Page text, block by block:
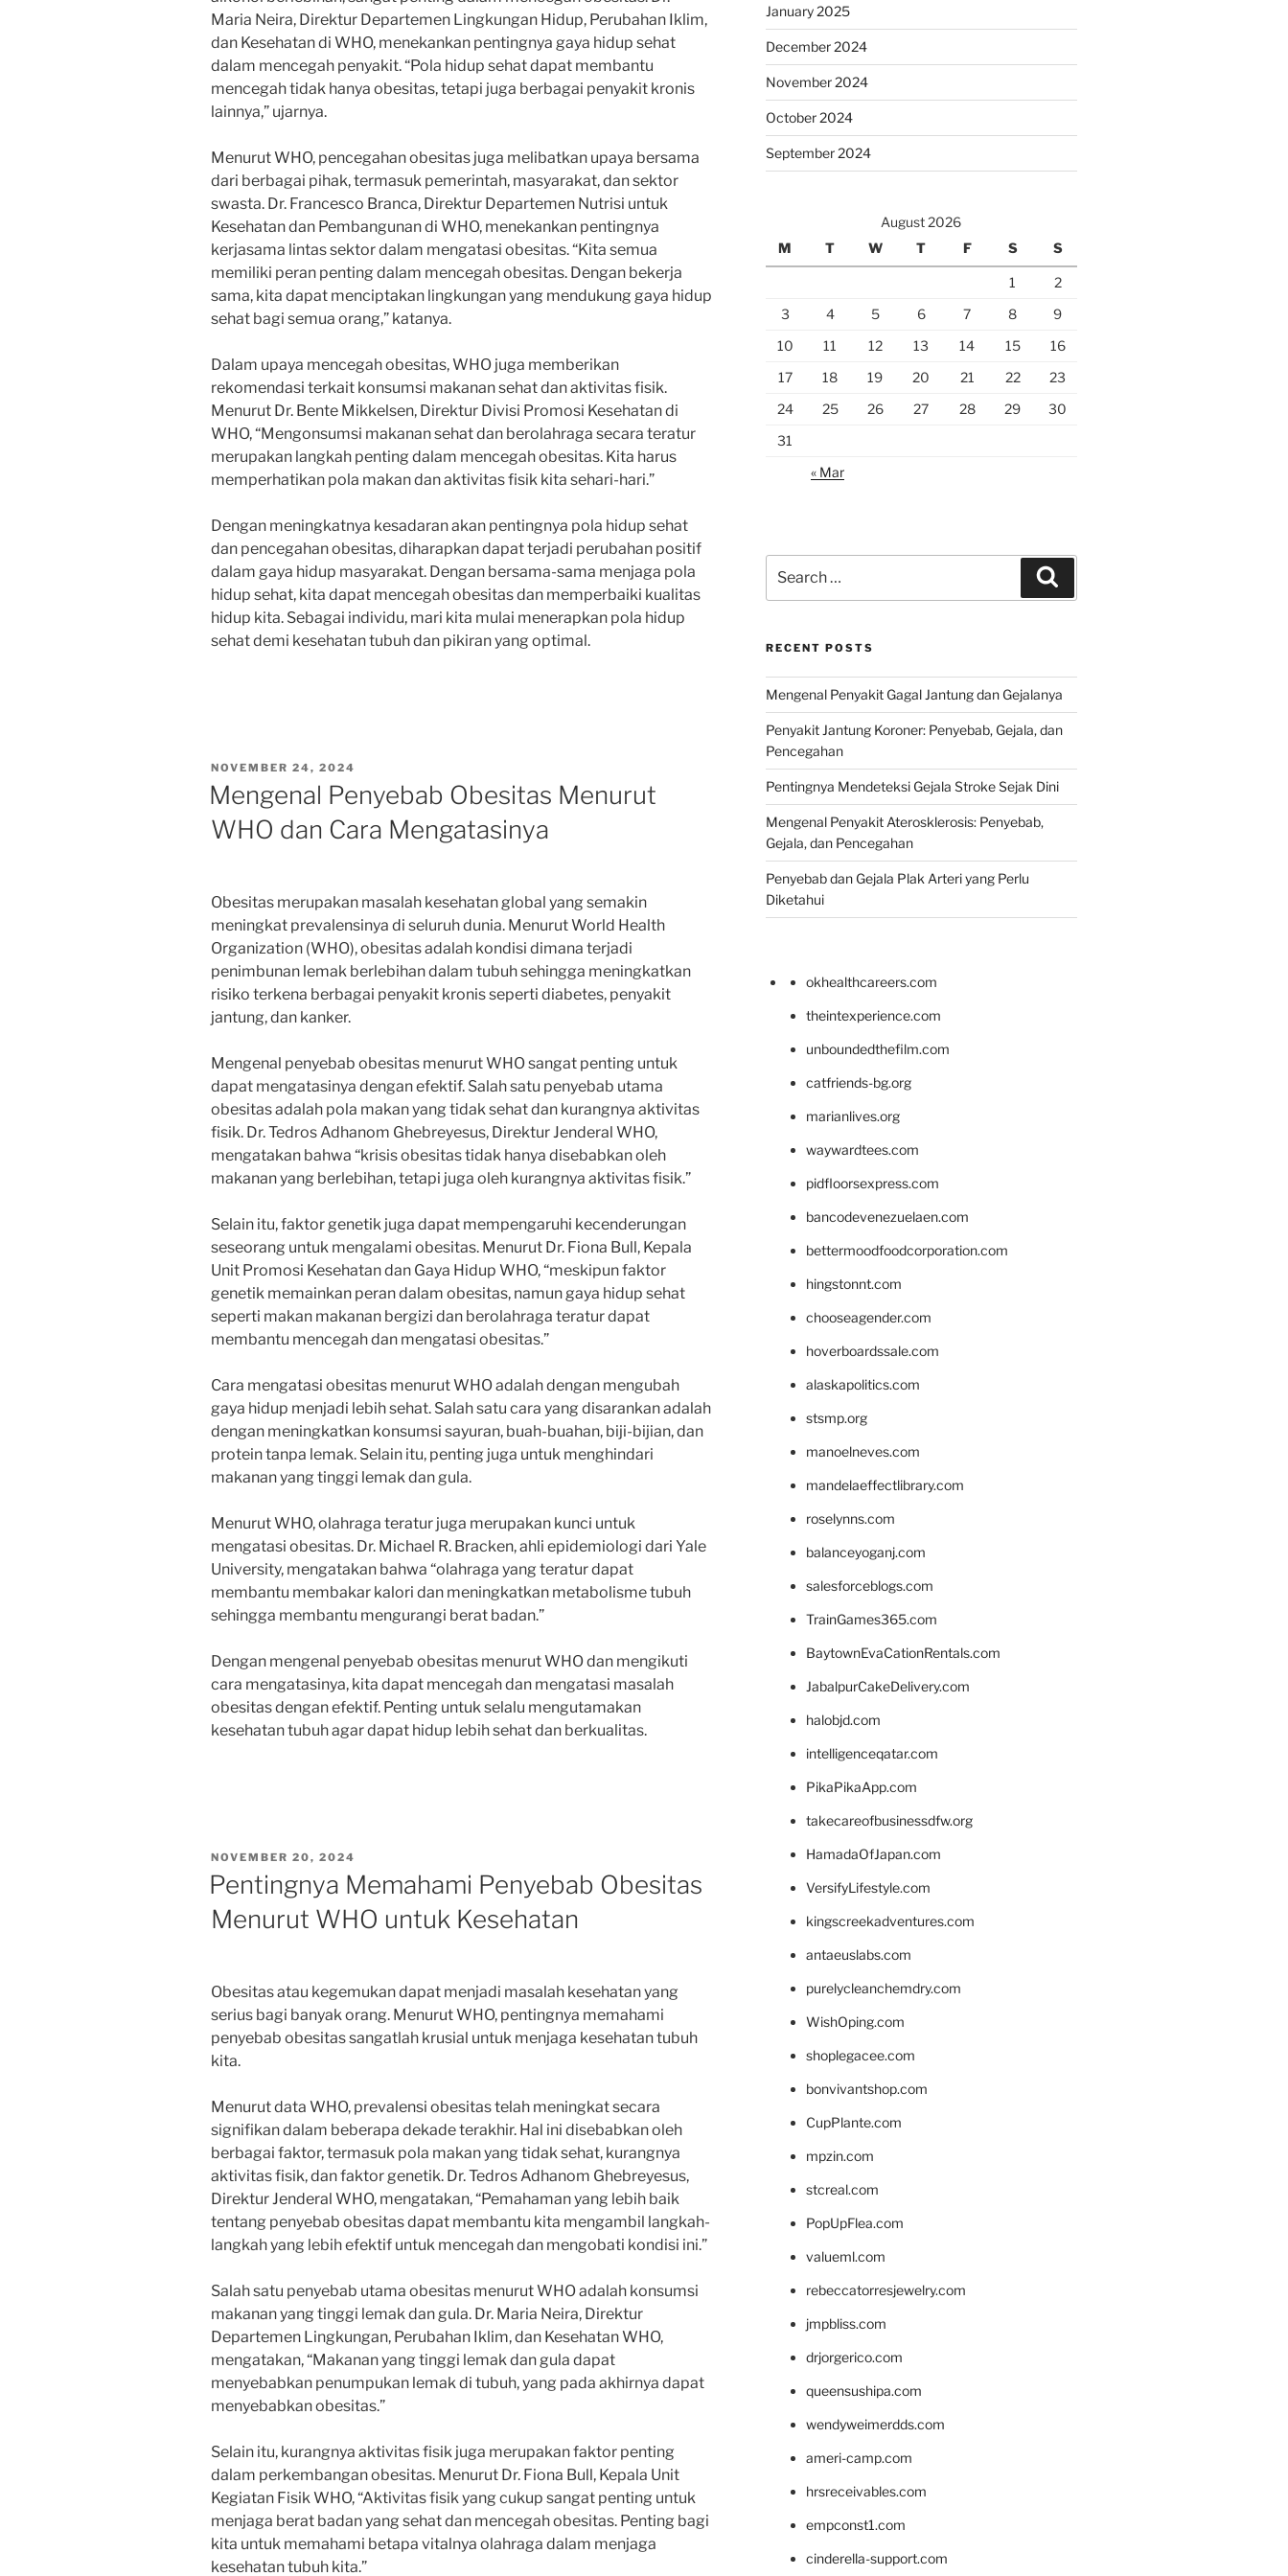
Maria Neira, Direktur Departemen Lingkungan Hidup, Perubahan Iklim,
dan Kesehatan di WHO, menekankan pentingnya gaya hidup sehat
dalam mencegah penyakit. “Pola hidup sehat dapat membantu
mencegah tidak hanya obesitas, tetapi juga berbagai penyakit kronis
lainnya,” ujarnya.
Menurut WHO, pencegahan obesitas juga melibatkan upaya bersama
dari berbagai pihak, termasuk pemerintah, masyarakat, dan sektor
swasta. Dr. Francesco Branca, Direktur Departemen Nutrisi untuk
Kesehatan dan Pembangunan di WHO, menekankan pentingnya
kerjasama lintas sektor dalam mengatasi obesitas. “Kita semua
memiliki peran penting dalam mencegah obesitas. Dengan bekerja
sama, kita dapat menciptakan lingkungan yang mendukung gaya hidup
sehat bagi semua orang,” katanya.
Dalam upaya mencegah obesitas, WHO juga memberikan
rekomendasi terkait konsumsi makanan sehat dan aktivitas fisik.
Menurut Dr. Bente Mikkelsen, Direktur Divisi Promosi Kesehatan di
WHO, “Mengonsumsi makanan sehat dan berolahraga secara teratur
merupakan langkah penting dalam mencegah obesitas. Kita harus
memperhatikan pola makan dan aktivitas fisik kita sehari-hari.”
Dengan meningkatnya kesadaran akan pentingnya pola hidup sehat
dan pencegahan obesitas, diharapkan dapat terjadi perubahan positif
dalam gaya hidup masyarakat. Dengan bersama-sama menjaga pola
hidup sehat, kita dapat mencegah obesitas dan memperbaiki kualitas
hidup kita. Sebagai individu, mari kita mulai menerapkan pola hidup
sehat demi kesehatan tubuh dan pikiran yang optimal.
POSTED
NOVEMBER 24, 2024
Mengenal Penyebab Obesitas Menurut
WHO dan Cara Mengatasinya
Obesitas merupakan masalah kesehatan global yang semakin
meningkat prevalensinya di seluruh dunia. Menurut World Health
Organization (WHO), obesitas adalah kondisi dimana terjadi
penimbunan lemak berlebihan dalam tubuh sehingga meningkatkan
risiko terkena berbagai penyakit kronis seperti diabetes, penyakit
jantung, dan kanker.
Mengenal penyebab obesitas menurut WHO sangat penting untuk
dapat mengatasinya dengan efektif. Salah satu penyebab utama
obesitas adalah pola makan yang tidak sehat dan kurangnya aktivitas
fisik. Dr. Tedros Adhanom Ghebreyesus, Direktur Jenderal WHO,
mengatakan bahwa “krisis obesitas tidak hanya disebabkan oleh
makanan yang berlebihan, tetapi juga oleh kurangnya aktivitas fisik.”
Selain itu, faktor genetik juga dapat mempengaruhi kecenderungan
seseorang untuk mengalami obesitas. Menurut Dr. Fiona Bull, Kepala
Unit Promosi Kesehatan dan Gaya Hidup WHO, “meskipun faktor
genetik memainkan peran dalam obesitas, namun gaya hidup sehat
seperti makan makanan bergizi dan berolahraga teratur dapat
membantu mencegah dan mengatasi obesitas.”
Cara mengatasi obesitas menurut WHO adalah dengan mengubah
gaya hidup menjadi lebih sehat. Salah satu cara yang disarankan adalah
dengan meningkatkan konsumsi sayuran, buah-buahan, biji-bijian, dan
protein tanpa lemak. Selain itu, penting juga untuk menghindari
makanan yang tinggi lemak dan gula.
Menurut WHO, olahraga teratur juga merupakan kunci untuk
mengatasi obesitas. Dr. Michael R. Bracken, ahli epidemiologi dari Yale
University, mengatakan bahwa “olahraga yang teratur dapat
membantu membakar kalori dan meningkatkan metabolisme tubuh
sehingga membantu mengurangi berat badan.”
Dengan mengenal penyebab obesitas menurut WHO dan mengikuti
cara mengatasinya, kita dapat mencegah dan mengatasi masalah
obesitas dengan efektif. Penting untuk selalu mengutamakan
kesehatan tubuh agar dapat hidup lebih sehat dan berkualitas.
POSTED
ON
NOVEMBER 20, 2024
Pentingnya Memahami Penyebab Obesitas
Menurut WHO untuk Kesehatan
Obesitas atau kegemukan dapat menjadi masalah kesehatan yang
serius bagi banyak orang. Menurut WHO, pentingnya memahami
penyebab obesitas sangatlah krusial untuk menjaga kesehatan tubuh
kita.
Menurut data WHO, prevalensi obesitas telah meningkat secara
signifikan dalam beberapa dekade terakhir. Hal ini disebabkan oleh
berbagai faktor, termasuk pola makan yang tidak sehat, kurangnya
aktivitas fisik, dan faktor genetik. Dr. Tedros Adhanom Ghebreyesus,
Direktur Jenderal WHO, mengatakan, “Pemahaman yang lebih baik
tentang penyebab obesitas dapat membantu kita mengambil langkah-
langkah yang lebih efektif untuk mencegah dan mengobati kondisi ini.”
Salah satu penyebab utama obesitas menurut WHO adalah konsumsi
makanan yang tinggi lemak dan gula. Dr. Maria Neira, Direktur
Departemen Lingkungan, Perubahan Iklim, dan Kesehatan WHO,
mengatakan, “Makanan yang tinggi lemak dan gula dapat
menyebabkan penumpukan lemak di tubuh, yang pada akhirnya dapat
menyebabkan obesitas.”
Selain itu, kurangnya aktivitas fisik juga merupakan faktor penting
dalam perkembangan obesitas. Menurut Dr. Fiona Bull, Kepala Unit
Kegiatan Fisik WHO, “Aktivitas fisik yang cukup sangat penting untuk
menjaga berat badan yang sehat dan mencegah obesitas. Penting bagi
kita untuk memahami betapa vitalnya olahraga dalam menjaga
kesehatan tubuh kita.”
January 2025
December 2024
November 2024
October 2024
September 2024
August 2026
M
T W T F S S
1
2
3
4 5 6 7 8
9
10
11 12 13 14 15
16
17
18 19 20 21 22
23
24
25 26 27 28 29
30
31
« Mar
for:
RECENT POSTS
Mengenal Penyakit Gagal Jantung dan Gejalanya
Penyakit Jantung Koroner: Penyebab, Gejala, dan
Pencegahan
Pentingnya Mendeteksi Gejala Stroke Sejak Dini
Mengenal Penyakit Aterosklerosis: Penyebab,
Gejala, dan Pencegahan
Penyebab dan Gejala Plak Arteri yang Perlu
Diketahui
okhealthcareers.com
theintexperience.com
unboundedthefilm.com
catfriends-bg.org
marianlives.org
waywardtees.com
pidfloorsexpress.com
bancodevenezuelaen.com
bettermoodfoodcorporation.com
hingstonnt.com
chooseagender.com
hoverboardssale.com
alaskapolitics.com
stsmp.org
manoelneves.com
mandelaeffectlibrary.com
roselynns.com
balanceyoganj.com
salesforceblogs.com
TrainGames365.com
BaytownEvaCationRentals.com
JabalpurCakeDelivery.com
halobjd.com
intelligenceqatar.com
PikaPikaApp.com
takecareofbusinessdfw.org
HamadaOfJapan.com
VersifyLifestyle.com
kingscreekadventures.com
antaeuslabs.com
purelycleanchemdry.com
WishOping.com
shoplegacee.com
bonvivantshop.com
CupPlante.com
mpzin.com
stcreal.com
PopUpFlea.com
valueml.com
rebeccatorresjewelry.com
jmpbliss.com
drjorgerico.com
queensushipa.com
wendyweimerdds.com
ameri-camp.com
hrsreceivables.com
empconst1.com
cinderella-support.com